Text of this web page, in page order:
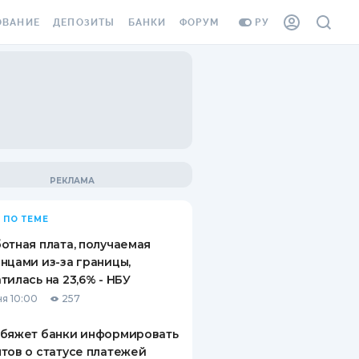
РУ
ВИНЬЕТКА
СОТРУДНИКОВ
ОТ
СЛУЧАЕВ
ДЕПОЗИТЫ
ВОПРОСЫ И ОТВЕТЫ
ПУТЕВОДИТЕЛИ ПО
СБЕРЕЖЕНИЯМ
БАНКИ ФОРУМ
ПО ТЕМЕ
плата, получаемая
из-за границы,
на 23,6% - НБУ
10:00 257
банки информировать
о статусе платежей